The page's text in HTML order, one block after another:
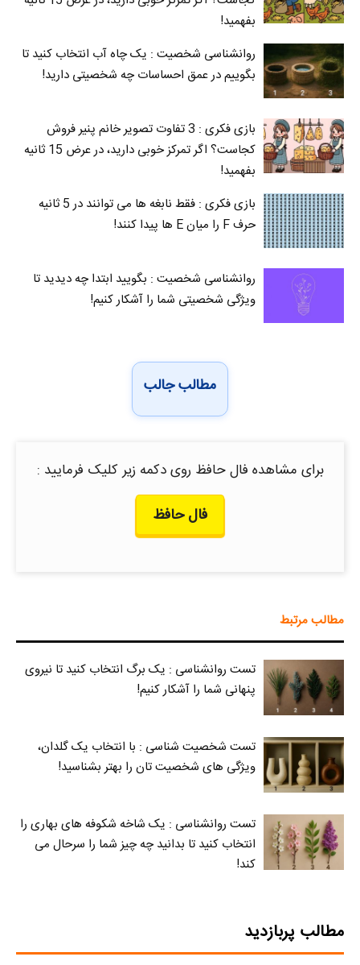
بفهمید!
روانشناسی شخصیت : یک چاه آب انتخاب کنید تا
بگوییم در عمق احساسات چه شخصیتی دارید!
بازی فکری : 3 تفاوت تصویر خانم پنیر فروش
کجاست؟ اگر تمرکز خوبی دارید، در عرض 15 ثانیه
بفهمید!
بازی فکری : فقط نابغه ها می توانند در 5 ثانیه
حرف F را میان E‌ ها پیدا کنند!
روانشناسی شخصیت : بگویید ابتدا چه دیدید تا
ویژگی شخصیتی شما را آشکار کنیم!
مطالب جالب
برای مشاهده فال حافظ روی دکمه زیر کلیک فرمایید :
فال حافظ
مطالب مرتبط
تست روانشناسی : یک برگ انتخاب کنید تا نیروی
پنهانی شما را آشکار کنیم!
تست شخصیت شناسی : با انتخاب یک گلدان،
ویژگی های شخصیت تان را بهتر بشناسید!
تست روانشناسی : یک شاخه شکوفه های بهاری را
انتخاب کنید تا بدانید چه چیز شما را سرحال می‌
کند!
مطالب پربازدید